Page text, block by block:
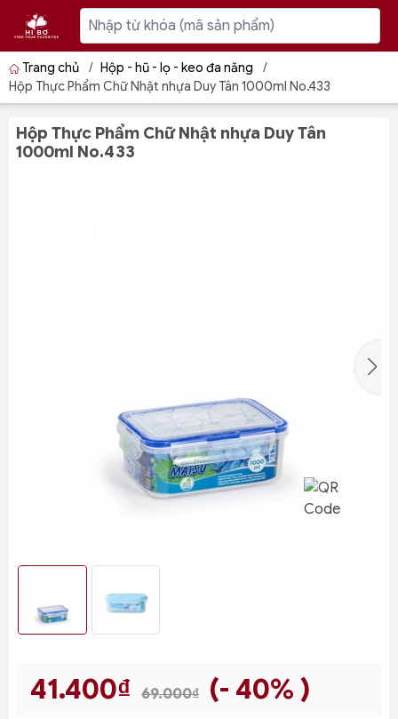
Trang chủ / Hộp - hũ - lọ - keo đa năng
/
Hộp Thực Phẩm Chữ Nhật nhựa Duy Tân 1000ml No.433
Hộp Thực Phẩm Chữ Nhật nhựa Duy Tân
1000ml No.433
41.400₫ 69.000₫ (- 40% )